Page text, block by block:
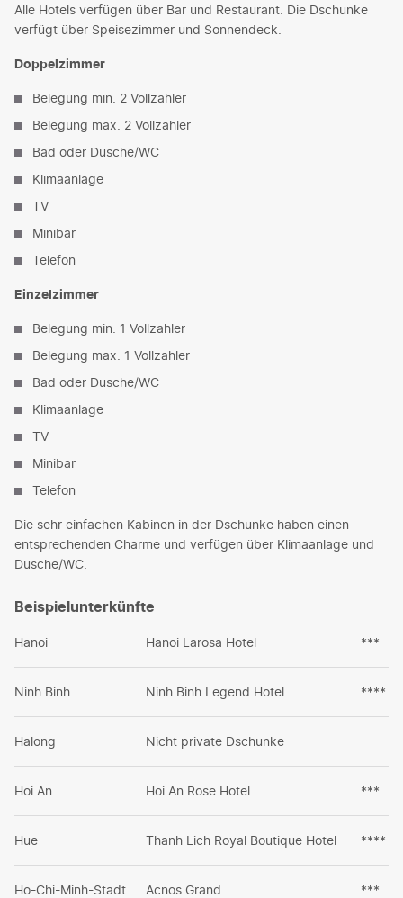
Alle Hotels verfügen über Bar und Restaurant. Die Dschunke
verfügt über Speisezimmer und Sonnendeck.
Doppelzimmer
Belegung min. 2 Vollzahler
Belegung max. 2 Vollzahler
Bad oder Dusche/WC
Klimaanlage
TV
Minibar
Telefon
Einzelzimmer
Belegung min. 1 Vollzahler
Belegung max. 1 Vollzahler
Bad oder Dusche/WC
Klimaanlage
TV
Minibar
Telefon
Die sehr einfachen Kabinen in der Dschunke haben einen
entsprechenden Charme und verfügen über Klimaanlage und
Dusche/WC.
Beispielunterkünfte
Hanoi Hanoi Larosa Hotel ***
Ninh Binh Ninh Binh Legend Hotel ****
Halong Nicht private Dschunke
Hoi An Hoi An Rose Hotel ***
Hue Thanh Lich Royal Boutique Hotel ****
Ho-Chi-Minh-Stadt Acnos Grand ***